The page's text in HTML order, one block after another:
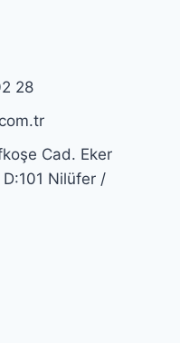
28
Cad. Eker
Nilüfer /